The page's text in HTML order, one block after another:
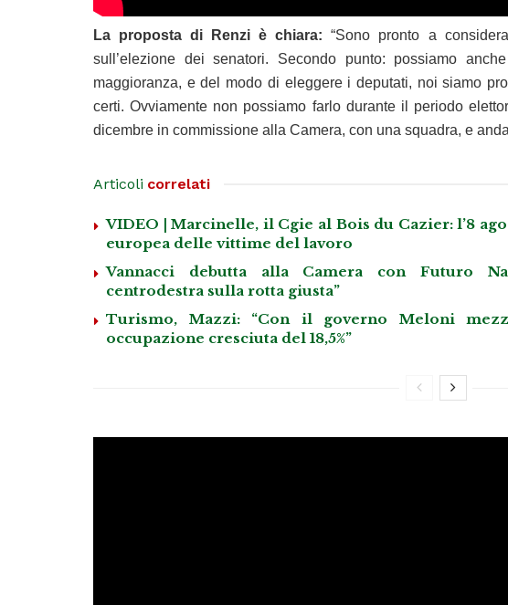
La proposta di Renzi è chiara: “Sono pronto a
sull’elezione dei senatori. Secondo punto: possiamo
maggioranza, e del modo di eleggere i deputati, noi siamo
certi. Ovviamente non possiamo farlo durante il periodo
dicembre in commissione alla Camera, con una squadra, e
Articoli correlati
VIDEO | Marcinelle, il Cgie al Bois du Cazier: l’8
europea delle vittime del lavoro
Vannacci debutta alla Camera con Futuro
centrodestra sulla rotta giusta”
Turismo, Mazzi: “Con il governo Meloni
occupazione cresciuta del 18,5%”